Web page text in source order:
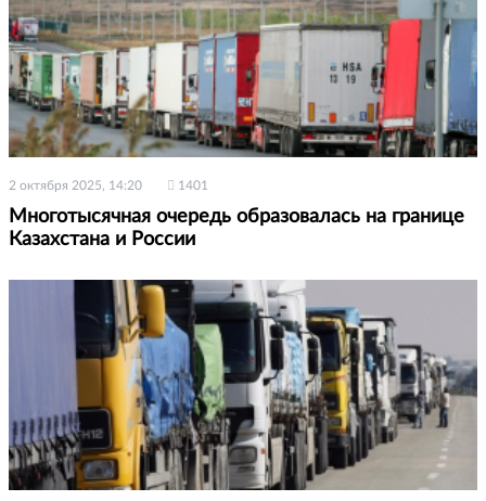
2 октября 2025, 14:20 1401
Многотысячная очередь образовалась на границе
Казахстана и России